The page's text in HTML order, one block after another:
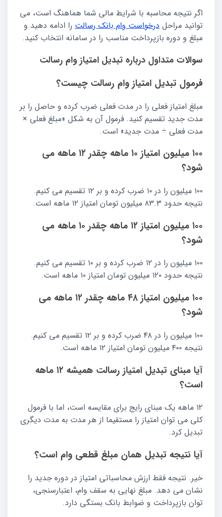
اگر نتیجه محاسبه با شرایط مالی شما هماهنگ است، می
توانید مراحل درخواست وام بانک رسالت را ادامه دهید و
مبلغ و دوره بازپرداخت مناسب را در سامانه انتخاب کنید.
سوالات متداول درباره تبدیل امتیاز وام رسالت
فرمول تبدیل امتیاز وام رسالت چیست؟
مبلغ امتیاز فعلی را در مدت فعلی ضرب کرده و حاصل را بر
مدت جدید تقسیم کنید. فرمول آن به شکل «مبلغ فعلی ×
مدت فعلی ÷ مدت جدید» است.
۱۰۰ میلیون امتیاز ۱۰ ماهه چقدر ۱۲ ماهه می
شود؟
۱۰۰ میلیون را در ۱۰ ضرب کرده و بر ۱۲ تقسیم می کنیم.
نتیجه حدود ۸۳.۳ میلیون تومان امتیاز ۱۲ ماهه است.
۱۰۰ میلیون امتیاز ۱۲ ماهه چقدر ۱۰ ماهه می
شود؟
۱۰۰ میلیون را در ۱۲ ضرب کرده و بر ۱۰ تقسیم می کنیم.
نتیجه حدود ۱۲۰ میلیون تومان امتیاز ۱۰ ماهه است.
۱۰۰ میلیون امتیاز ۴۸ ماهه چقدر ۱۲ ماهه می
شود؟
۱۰۰ میلیون را در ۴۸ ضرب کرده و بر ۱۲ تقسیم می کنیم.
نتیجه ۴۰۰ میلیون تومان امتیاز ۱۲ ماهه است.
آیا مبنای تبدیل امتیاز رسالت همیشه ۱۲ ماهه
است؟
۱۲ ماهه یک مبنای رایج برای مقایسه است، اما با فرمول
کلی می توان امتیاز را مستقیما از هر مدت به مدت دیگری
تبدیل کرد.
آیا نتیجه تبدیل همان مبلغ قطعی وام است؟
خیر. نتیجه فقط ارزش محاسباتی امتیاز در دوره جدید را
نشان می دهد. مبلغ نهایی به سقف وام، اعتبارسنجی،
توان بازپرداخت و ضوابط بانک بستگی دارد.